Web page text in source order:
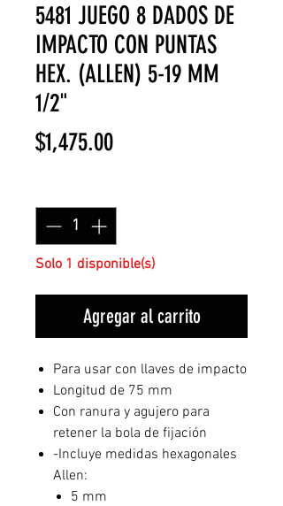
5481 JUEGO 8 DADOS DE
IMPACTO CON PUNTAS
HEX. (ALLEN) 5-19 MM
1/2"
$1,475.00Precio
Solo 1 disponible(s)
Agregar al carrito
Para usar con llaves de impacto
Longitud de 75 mm
Con ranura y agujero para
retener la bola de fijación
-Incluye medidas hexagonales
Allen:
5 mm